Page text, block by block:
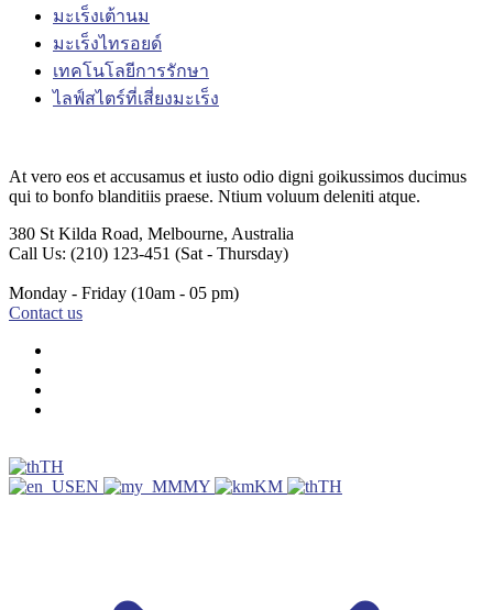
มะเร็งเต้านม
มะเร็งไทรอยด์
เทคโนโลยีการรักษา
ไลฟ์สไตร์ที่เสี่ยงมะเร็ง
At vero eos et accusamus et iusto odio digni goikussimos ducimus
qui to bonfo blanditiis praese. Ntium voluum deleniti atque.
380 St Kilda Road, Melbourne, Australia
Call Us: (210) 123-451 (Sat - Thursday)
Monday - Friday (10am - 05 pm)
Contact us
TH
EN
MY KM TH